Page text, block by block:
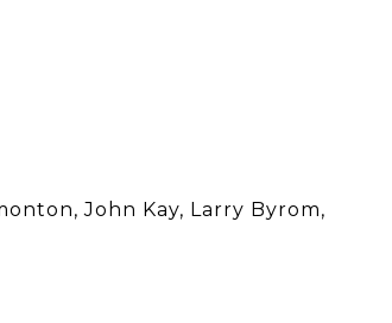
John Kay, Larry Byrom,